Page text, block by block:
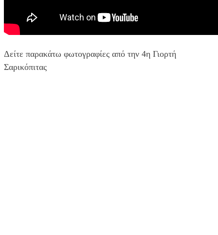
Δείτε παρακάτω φωτογραφίες από την 4η Γιορτή
Σαρικόπιτας